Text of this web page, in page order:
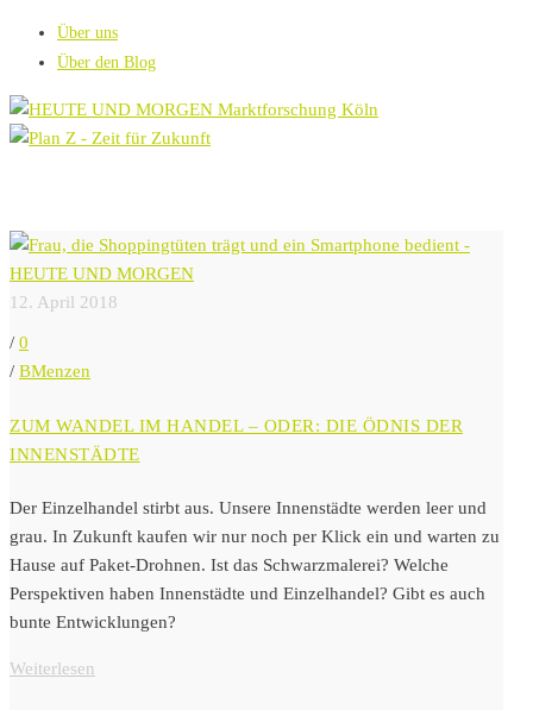
Über uns
Über den Blog
12. April 2018
/ 0
/ BMenzen
ZUM WANDEL IM HANDEL – ODER: DIE ÖDNIS DER
INNENSTÄDTE
Der Einzelhandel stirbt aus. Unsere Innenstädte werden leer und
grau. In Zukunft kaufen wir nur noch per Klick ein und warten zu
Hause auf Paket-Drohnen. Ist das Schwarzmalerei? Welche
Perspektiven haben Innenstädte und Einzelhandel? Gibt es auch
bunte Entwicklungen?
Weiterlesen